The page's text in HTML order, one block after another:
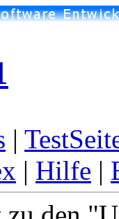
|
| Hilfe |